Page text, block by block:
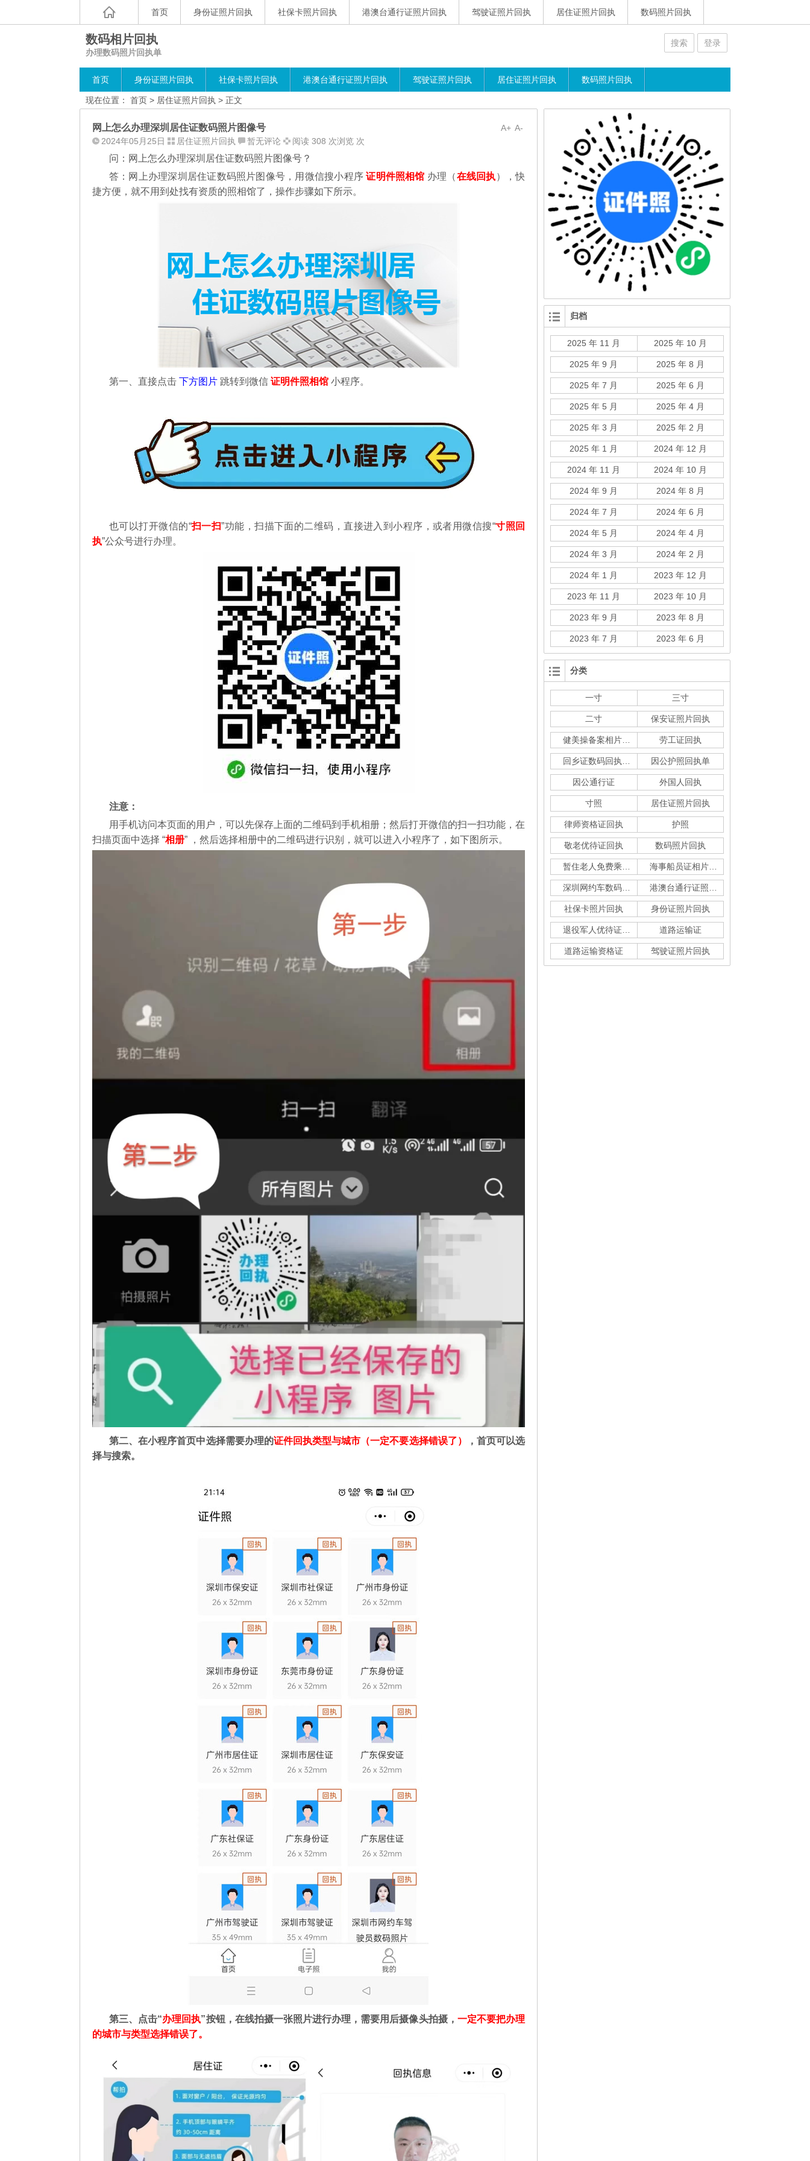
首页 身份证照片回执 社保卡照片回执 港澳台通行证照片回执 驾驶证照片回执 居住证照片回执 数码照片回执
数码相片回执
办理数码照片回执单
搜索 登录
首页 身份证照片回执 社保卡照片回执 港澳台通行证照片回执 驾驶证照片回执 居住证照片回执 数码照片回执
现在位置： 首页 > 居住证照片回执 > 正文
A-
A+
网上怎么办理深圳居住证数码照片图像号
2024年05月25日 居住证照片回执 暂无评论 阅读 308 次浏览 次
问：网上怎么办理深圳居住证数码照片图像号？
答：网上办理深圳居住证数码照片图像号，用微信搜小程序证明件照相馆 办理（在线回执），快
捷方便，就不用到处找有资质的照相馆了，操作步骤如下所示。
第一、直接点击 下方图片 跳转到微信 证明件照相馆 小程序。
也可以打开微信的“扫一扫”功能，扫描下面的二维码，直接进入到小程序，或者用微信搜“寸照回
执”公众号进行办理。
注意：
用手机访问本页面的用户，可以先保存上面的二维码到手机相册；然后打开微信的扫一扫功能，在
扫描页面中选择 “相册” ，然后选择相册中的二维码进行识别，就可以进入小程序了，如下图所示。
第二、在小程序首页中选择需要办理的证件回执类型与城市（一定不要选择错误了）
，首页可以选
择与搜索。
第三、点击“办理回执”按钮，在线拍摄一张照片进行办理，需要用后摄像头拍摄， 一定不要把办理
的城市与类型选择错误了。
归档
2025 年 11 月 2025 年 10 月
2025 年 9 月 2025 年 8 月
2025 年 7 月 2025 年 6 月
2025 年 5 月 2025 年 4 月
2025 年 3 月 2025 年 2 月
2025 年 1 月 2024 年 12 月
2024 年 11 月 2024 年 10 月
2024 年 9 月 2024 年 8 月
2024 年 7 月 2024 年 6 月
2024 年 5 月 2024 年 4 月
2024 年 3 月 2024 年 2 月
2024 年 1 月 2023 年 12 月
2023 年 11 月 2023 年 10 月
2023 年 9 月 2023 年 8 月
2023 年 7 月 2023 年 6 月
分类
一寸 三寸
二寸 保安证照片回执
劳工证回执
因公护照回执单
因公通行证 外国人回执
寸照 居住证照片回执
律师资格证回执 护照
敬老优待证回执 数码照片回执
海事船员证相片采集
社保卡照片回执 身份证照片回执
道路运输证
道路运输资格证 驾驶证照片回执